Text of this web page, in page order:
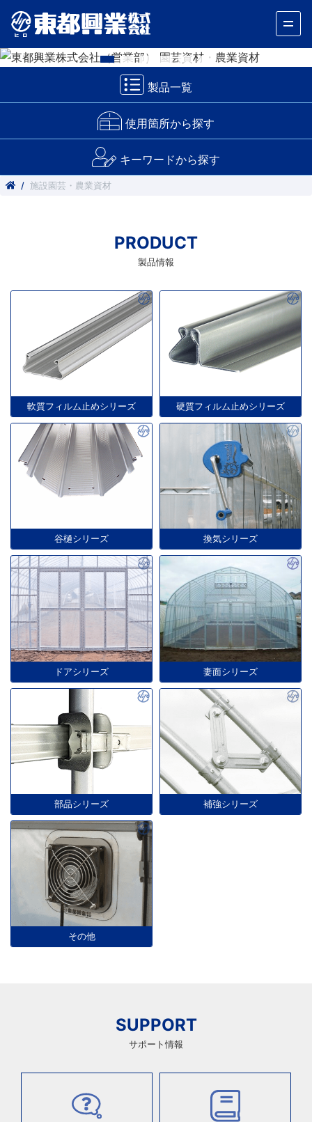
製品一覧
使用箇所から探す
キーワードから探す
施設園芸・農業資材
PRODUCT
製品情報
軟質フィルム止めシリーズ 硬質フィルム止めシリーズ
谷樋シリーズ 換気シリーズ
ドアシリーズ 妻面シリーズ
部品シリーズ 補強シリーズ
その他
SUPPORT
サポート情報